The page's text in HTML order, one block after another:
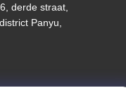
derde straat,
Panyu,